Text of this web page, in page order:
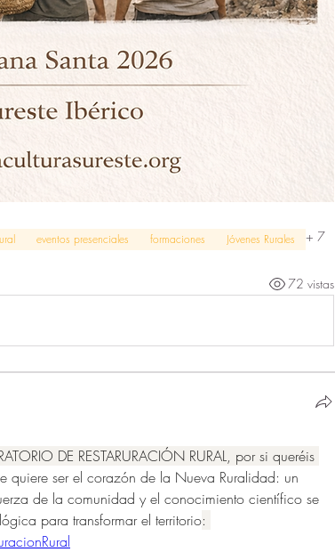
eventos presenciales formaciones Jóvenes Rurales + 7
72 vistas
DE RESTARURACIÓN RURAL, por si queréis
quiere ser el corazón de la Nueva Ruralidad: un
de la comunidad y el conocimiento científico se
para transformar el territorio